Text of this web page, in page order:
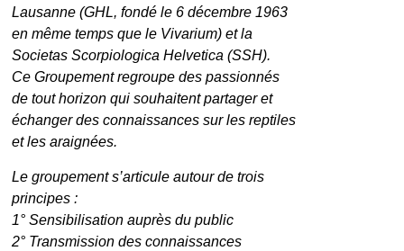
Lausanne (GHL, fondé le 6 décembre 1963
en même temps que le Vivarium) et la
Societas Scorpiologica Helvetica (SSH).
Ce Groupement regroupe des passionnés
de tout horizon qui souhaitent partager et
échanger des connaissances sur les reptiles
et les araignées.
Le groupement s’articule autour de trois
principes :
1° Sensibilisation auprès du public
2° Transmission des connaissances